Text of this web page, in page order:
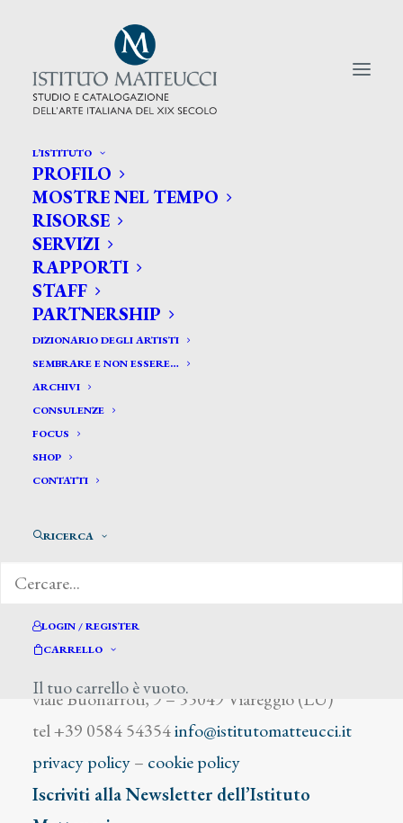
L’ISTITUTO
PROFILO
MOSTRE NEL TEMPO
RISORSE
SERVIZI
RAPPORTI
STAFF
PARTNERSHIP
DIZIONARIO DEGLI ARTISTI
SEMBRARE E NON ESSERE…
ARCHIVI
CONSULENZE
FOCUS
SHOP
CONTATTI
RICERCA
LOGIN / REGISTER
CARRELLO
Il tuo carrello è vuoto.
CERCA TRA GLI ARTISTI:
Search
for:
Zini Renato
viale Buonarroti, 9 – 55049 Viareggio (LU)
tel +39 0584 54354info@istitutomatteucci.it
privacy policy– cookie policy
Iscriviti alla Newsletter dell’Istituto